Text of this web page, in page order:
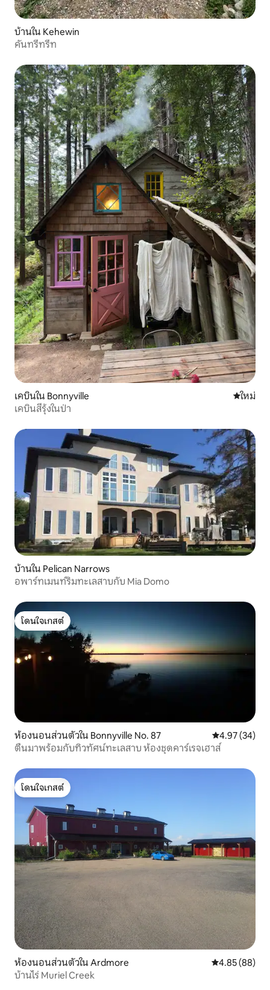
บ้านใน Kehewin
คันทรีทรีท
เคบินใน Bonnyville ที่พักใหม่
ใหม่
เคบินสีรุ้งในป่า
บ้านใน Pelican Narrows
อพาร์ทเมนท์ริมทะเลสาบกับ Mia Domo
โดนใจเกสต์
โดนใจเกสต์
ห้องนอนส่วนตัวใน Bonnyville No. 87 คะแนนเฉลี่ย
4.97 (34)
ตื่นมาพร้อมกับทิวทัศน์ทะเลสาบ ห้องชุดคาร์เรจเฮาส์
โดนใจเกสต์
โดนใจเกสต์
ห้องนอนส่วนตัวใน Ardmore คะแนนเฉลี่ย
4.85 (88)
บ้านไร่ Muriel Creek